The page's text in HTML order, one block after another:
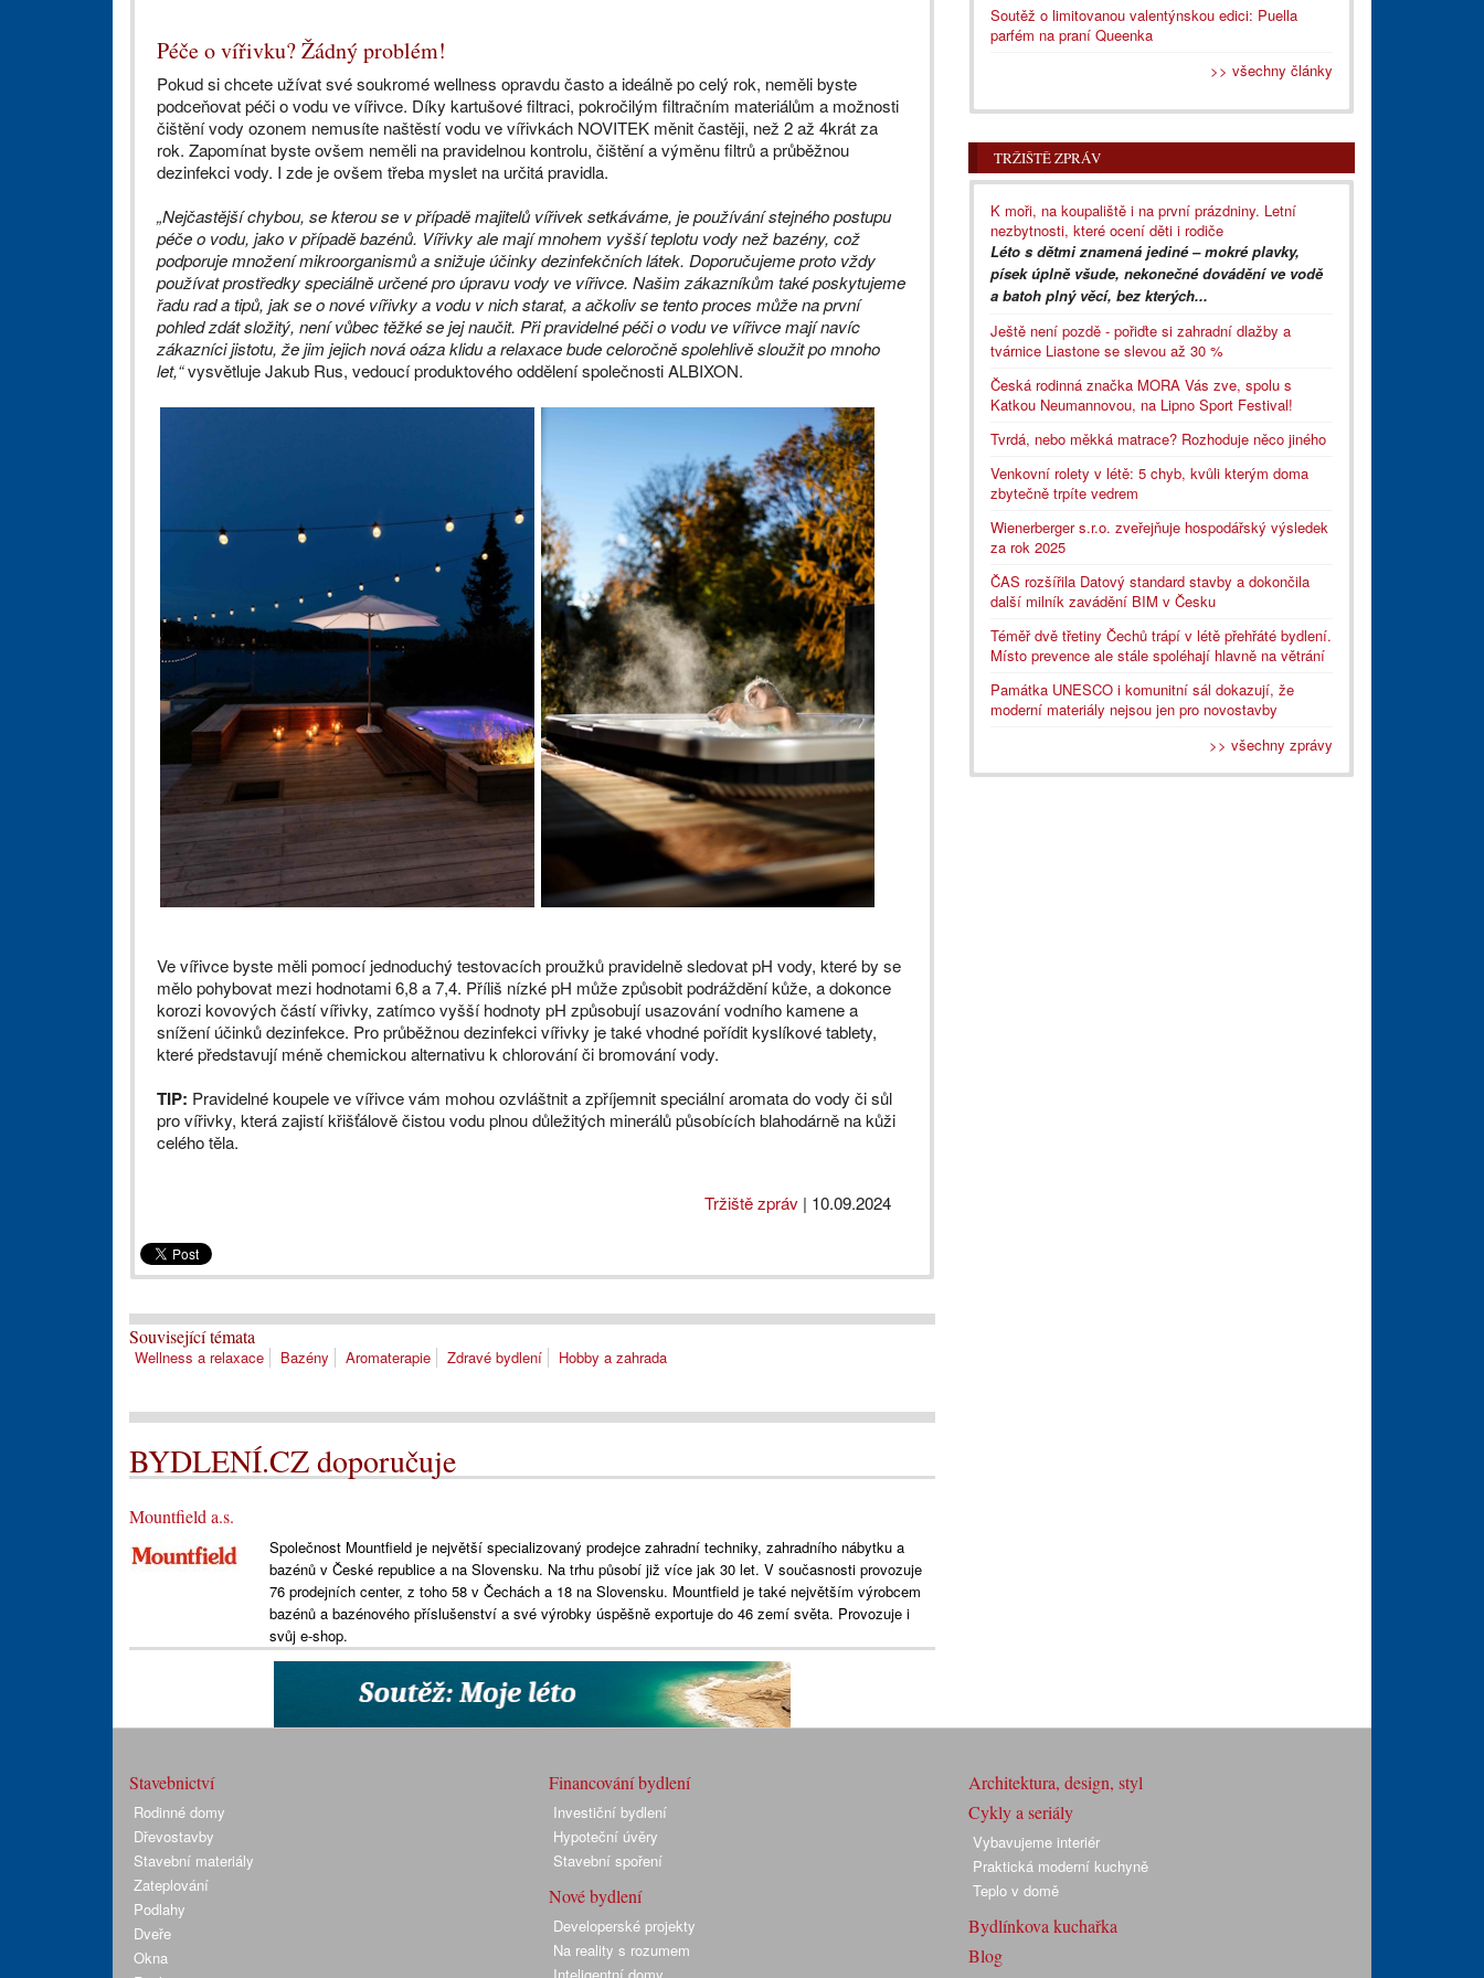
Péče o vířivku? Žádný problém!
Pokud si chcete užívat své soukromé wellness opravdu často a ideálně po celý rok, neměli byste
podceňovat péči o vodu ve vířivce. Díky kartušové filtraci, pokročilým filtračním materiálům a možnosti
čištění vody ozonem nemusíte naštěstí vodu ve vířivkách NOVITEK měnit častěji, než 2 až 4krát za
rok. Zapomínat byste ovšem neměli na pravidelnou kontrolu, čištění a výměnu filtrů a průběžnou
dezinfekci vody. I zde je ovšem třeba myslet na určitá pravidla.
„Nejčastější chybou, se kterou se v případě majitelů vířivek setkáváme, je používání stejného postupu
péče o vodu, jako v případě bazénů. Vířivky ale mají mnohem vyšší teplotu vody než bazény, což
podporuje množení mikroorganismů a snižuje účinky dezinfekčních látek. Doporučujeme proto vždy
používat prostředky speciálně určené pro úpravu vody ve vířivce. Našim zákazníkům také poskytujeme
řadu rad a tipů, jak se o nové vířivky a vodu v nich starat, a ačkoliv se tento proces může na první
pohled zdát složitý, není vůbec těžké se jej naučit. Při pravidelné péči o vodu ve vířivce mají navíc
zákazníci jistotu, že jim jejich nová oáza klidu a relaxace bude celoročně spolehlivě sloužit po mnoho
let,“vysvětluje Jakub Rus, vedoucí produktového oddělení společnosti ALBIXON.
Ve vířivce byste měli pomocí jednoduchý testovacích proužků pravidelně sledovat pH vody, které by se
mělo pohybovat mezi hodnotami 6,8 a 7,4. Příliš nízké pH může způsobit podráždění kůže, a dokonce
korozi kovových částí vířivky, zatímco vyšší hodnoty pH způsobují usazování vodního kamene a
snížení účinků dezinfekce. Pro průběžnou dezinfekci vířivky je také vhodné pořídit kyslíkové tablety,
které představují méně chemickou alternativu k chlorování či bromování vody.
TIP: Pravidelné koupele ve vířivce vám mohou ozvláštnit a zpříjemnit speciální aromata do vody či sůl
pro vířivky, která zajistí křišťálově čistou vodu plnou důležitých minerálů působících blahodárně na kůži
celého těla.
Tržiště zpráv | 10.09.2024
Související témata
Wellness a relaxace Bazény Aromaterapie Zdravé bydlení Hobby a zahrada
BYDLENÍ.CZ doporučuje
Mountfield a.s.
Společnost Mountfield je největší specializovaný prodejce zahradní techniky, zahradního nábytku a
bazénů v České republice a na Slovensku. Na trhu působí již více jak 30 let. V současnosti provozuje
76 prodejních center, z toho 58 v Čechách a 18 na Slovensku. Mountfield je také největším výrobcem
bazénů a bazénového příslušenství a své výrobky úspěšně exportuje do 46 zemí světa. Provozuje i
svůj e-shop.
Soutěž o limitovanou valentýnskou edici: Puella
parfém na praní Queenka
>> všechny články
TRŽIŠTĚ ZPRÁV
K moři, na koupaliště i na první prázdniny. Letní
nezbytnosti, které ocení děti i rodiče
Léto s dětmi znamená jediné – mokré plavky,
písek úplně všude, nekonečné dovádění ve vodě
a batoh plný věcí, bez kterých...
Ještě není pozdě - pořiďte si zahradní dlažby a
tvárnice Liastone se slevou až 30 %
Česká rodinná značka MORA Vás zve, spolu s
Katkou Neumannovou, na Lipno Sport Festival!
Tvrdá, nebo měkká matrace? Rozhoduje něco jiného
Venkovní rolety v létě: 5 chyb, kvůli kterým doma
zbytečně trpíte vedrem
Wienerberger s.r.o. zveřejňuje hospodářský výsledek
za rok 2025
ČAS rozšířila Datový standard stavby a dokončila
další milník zavádění BIM v Česku
Téměř dvě třetiny Čechů trápí v létě přehřáté bydlení.
Místo prevence ale stále spoléhají hlavně na větrání
Památka UNESCO i komunitní sál dokazují, že
moderní materiály nejsou jen pro novostavby
>> všechny zprávy
Stavebnictví
Rodinné domy
Dřevostavby
Stavební materiály
Zateplování
Podlahy
Dveře
Okna
Financování bydlení
Investiční bydlení
Hypoteční úvěry
Stavební spoření
Nové bydlení
Developerské projekty
Na reality s rozumem
Architektura, design, styl
Cykly a seriály
Vybavujeme interiér
Praktická moderní kuchyně
Teplo v domě
Bydlínkova kuchařka
Blog